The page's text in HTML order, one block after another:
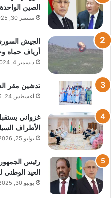
الصين الواحدة
سبتمبر 30, 2025
الجيش
أرياف حماه
ديسمبر 4, 2024
تدشين مقر
أغسطس 24, 2025
غزواني
الأطراف
يوليو 25, 2026
رئيس
العيد الوطني
يونيو 30, 2025